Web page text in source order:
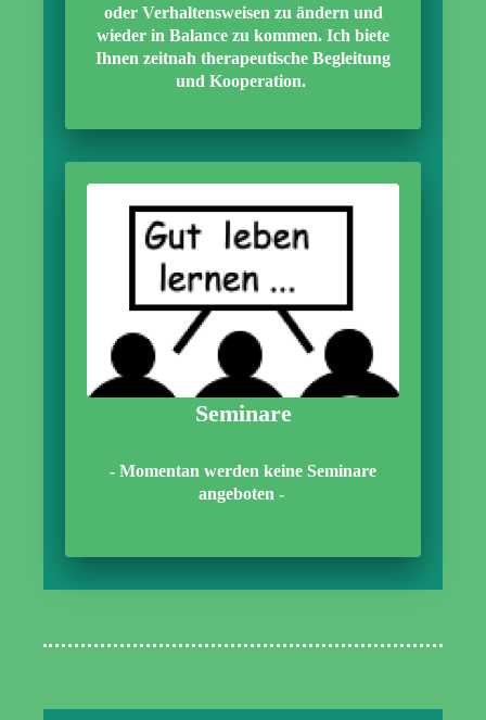
oder Verhaltensweisen zu ändern und
wieder in Balance zu kommen. Ich biete
Ihnen zeitnah therapeutische Begleitung
und Kooperation.
Seminare
- Momentan werden keine Seminare
angeboten -